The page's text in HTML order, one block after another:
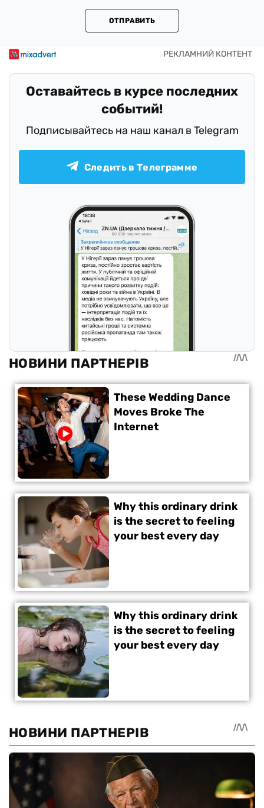
ОТПРАВИТЬ
Оставайтесь в курсе последних
событий!
Подписывайтесь на наш канал в Telegram
Следить в Телеграмме